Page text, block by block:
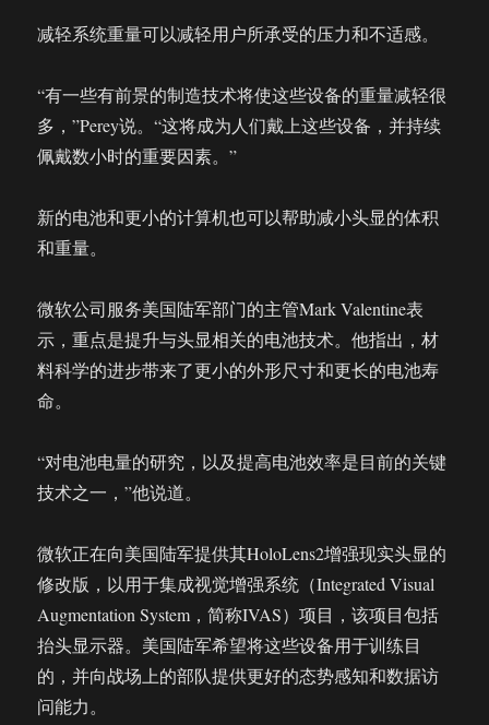
减轻系统重量可以减轻用户所承受的压力和不适感。
“有一些有前景的制造技术将使这些设备的重量减轻很
多，”Perey说。“这将成为人们戴上这些设备，并持续
佩戴数小时的重要因素。”
新的电池和更小的计算机也可以帮助减小头显的体积
和重量。
微软公司服务美国陆军部门的主管Mark Valentine表
示，重点是提升与头显相关的电池技术。他指出，材
料科学的进步带来了更小的外形尺寸和更长的电池寿
命。
“对电池电量的研究，以及提高电池效率是目前的关键
技术之一，”他说道。
微软正在向美国陆军提供其HoloLens2增强现实头显的
修改版，以用于集成视觉增强系统（Integrated Visual
Augmentation System，简称IVAS）项目，该项目包括
抬头显示器。美国陆军希望将这些设备用于训练目
的，并向战场上的部队提供更好的态势感知和数据访
问能力。